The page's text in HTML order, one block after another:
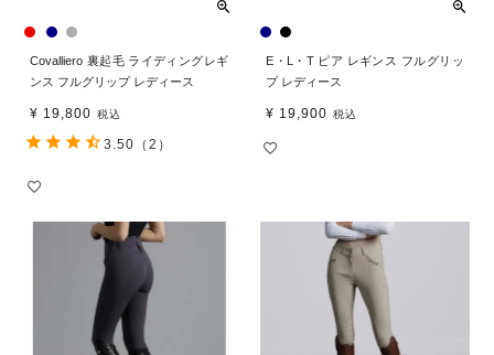
Covalliero 裏起毛 ライディングレギ
ンス フルグリップ レディース
¥ 19,800 税込
3.50 （2）
E・L・T ピア レギンス フルグリッ
プ レディース
¥ 19,900 税込